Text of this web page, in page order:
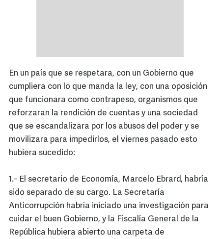
En un país que se respetara, con un Gobierno que
cumpliera con lo que manda la ley, con una oposición
que funcionara como contrapeso, organismos que
reforzaran la rendición de cuentas y una sociedad
que se escandalizara por los abusos del poder y se
movilizara para impedirlos, el viernes pasado esto
hubiera sucedido:
1.- El secretario de Economía, Marcelo Ebrard, habría
sido separado de su cargo. La Secretaría
Anticorrupción habría iniciado una investigación para
cuidar el buen Gobierno, y la Fiscalía General de la
República hubiera abierto una carpeta de